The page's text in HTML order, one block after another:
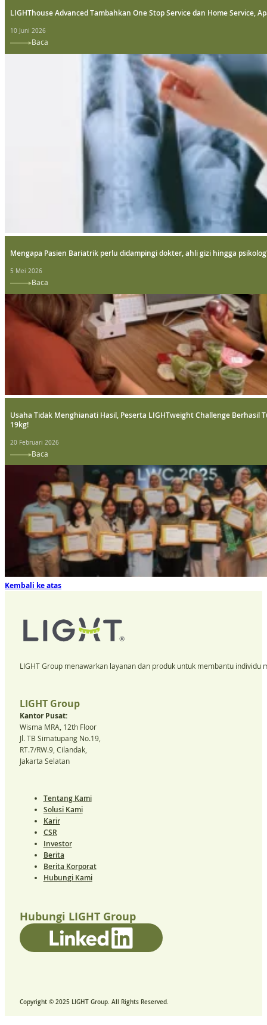
LIGHThouse Advanced Tambahkan One Stop Service dan Home Service,
10 Juni 2026
Baca
Mengapa Pasien Bariatrik perlu didampingi dokter, ahli gizi hingga
5 Mei 2026
Baca
Usaha Tidak Menghianati Hasil, Peserta LIGHTweight Challenge Berhasil
19kg!
20 Februari 2026
Baca
Kembali ke atas
LIGHT Group menawarkan layanan dan produk untuk membantu
LIGHT Group
Kantor Pusat:
Wisma MRA, 12th Floor
Jl. TB Simatupang No.19,
RT.7/RW.9, Cilandak,
Jakarta Selatan
Tentang Kami
Solusi Kami
Karir
CSR
Investor
Berita
Berita Korporat
Hubungi Kami
Hubungi LIGHT Group
Copyright © 2025 LIGHT Group. All Rights Reserved.